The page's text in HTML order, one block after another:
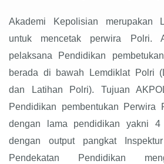
Akademi Kepolisian merupakan
untuk mencetak perwira Polri.
pelaksana Pendidikan
berada di bawah Lemdiklat Polri
dan Latihan Polri). Tujuan
Pendidikan pembentukan Perwira
dengan lama pendidikan yakni 4
dengan output pangkat
Pendekatan Pendidikan